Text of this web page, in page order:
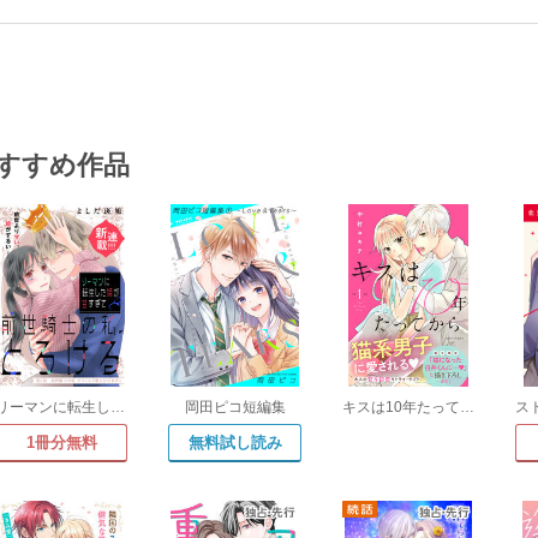
すめ作品
リーマンに転生した姫が甘すぎて前世騎士の私、とろける[comic tint] 分冊版
1冊分無料
岡田ピコ短編集
無料試し読み
キスは10年たってから